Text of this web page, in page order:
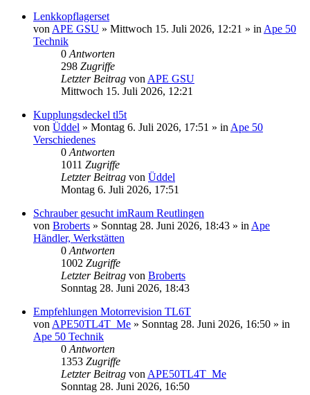
Lenkkopflagerset
von APE GSU » Mittwoch 15. Juli 2026, 12:21 » in Ape 50
Technik
0 Antworten
298 Zugriffe
Letzter Beitrag von APE GSU
Mittwoch 15. Juli 2026, 12:21
Kupplungsdeckel tl5t
von Üddel » Montag 6. Juli 2026, 17:51 » in Ape 50
Verschiedenes
0 Antworten
1011 Zugriffe
Letzter Beitrag von Üddel
Montag 6. Juli 2026, 17:51
Schrauber gesucht imRaum Reutlingen
von Broberts » Sonntag 28. Juni 2026, 18:43 » in Ape
Händler, Werkstätten
0 Antworten
1002 Zugriffe
Letzter Beitrag von Broberts
Sonntag 28. Juni 2026, 18:43
Empfehlungen Motorrevision TL6T
von APE50TL4T_Me » Sonntag 28. Juni 2026, 16:50 » in
Ape 50 Technik
0 Antworten
1353 Zugriffe
Letzter Beitrag von APE50TL4T_Me
Sonntag 28. Juni 2026, 16:50